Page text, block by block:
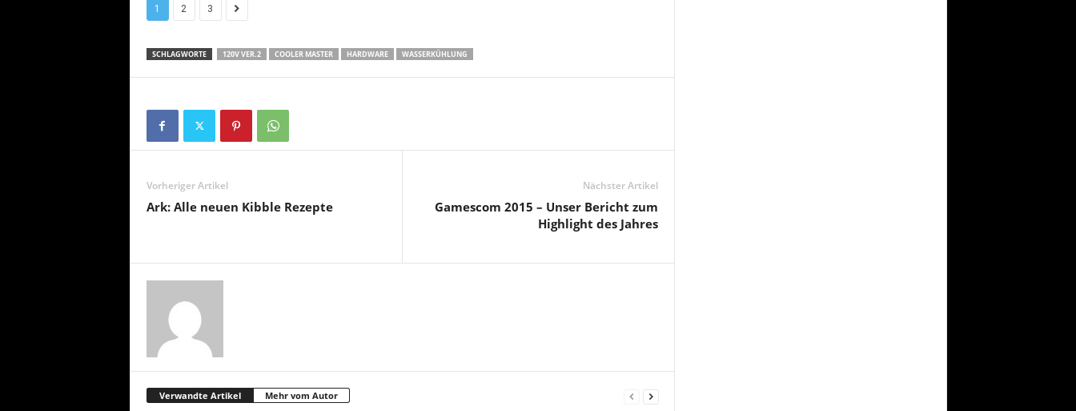
1 2 3
SCHLAGWORTE 120V VER.2 COOLER MASTER HARDWARE WASSERKÜHLUNG
Vorheriger Artikel
Ark: Alle neuen Kibble Rezepte
Nächster Artikel
Gamescom 2015 – Unser Bericht zum
Highlight des Jahres
Verwandte Artikel Mehr vom Autor